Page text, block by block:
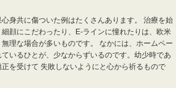
身共に傷ついた例はたくさんあります。 治療を始
顔にこだわったり、E-ラインに憧れたりは、欧米
理な場合が多いものです。 なかには、ホームペー
いるひとが、少なからずいるのです。幼少時であ
を受けて 失敗しないようにと心から祈るもので